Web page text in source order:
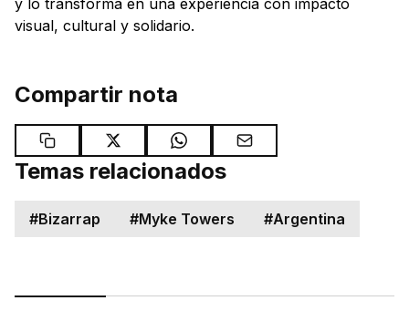
visual, cultural y solidario.
Compartir nota
Temas relacionados
#Bizarrap #Myke Towers #Argentina